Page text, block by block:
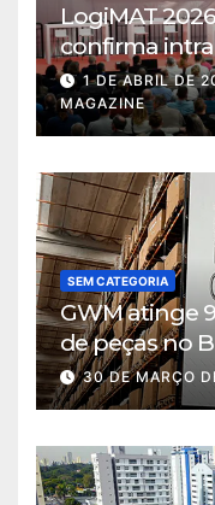
LogiMAT
confirma
de decisão
1 DE ABRIL DE
MAGAZINE
SEM CATEGORIA
GWM atinge
de peças no
logística em
30 DE MARÇO